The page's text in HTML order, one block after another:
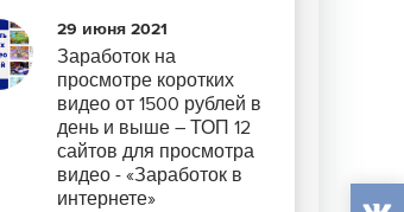
29 июня 2021
Заработок на
просмотре коротких
видео от 1500 рублей в
день и выше – ТОП 12
сайтов для просмотра
видео - «Заработок в
интернете»